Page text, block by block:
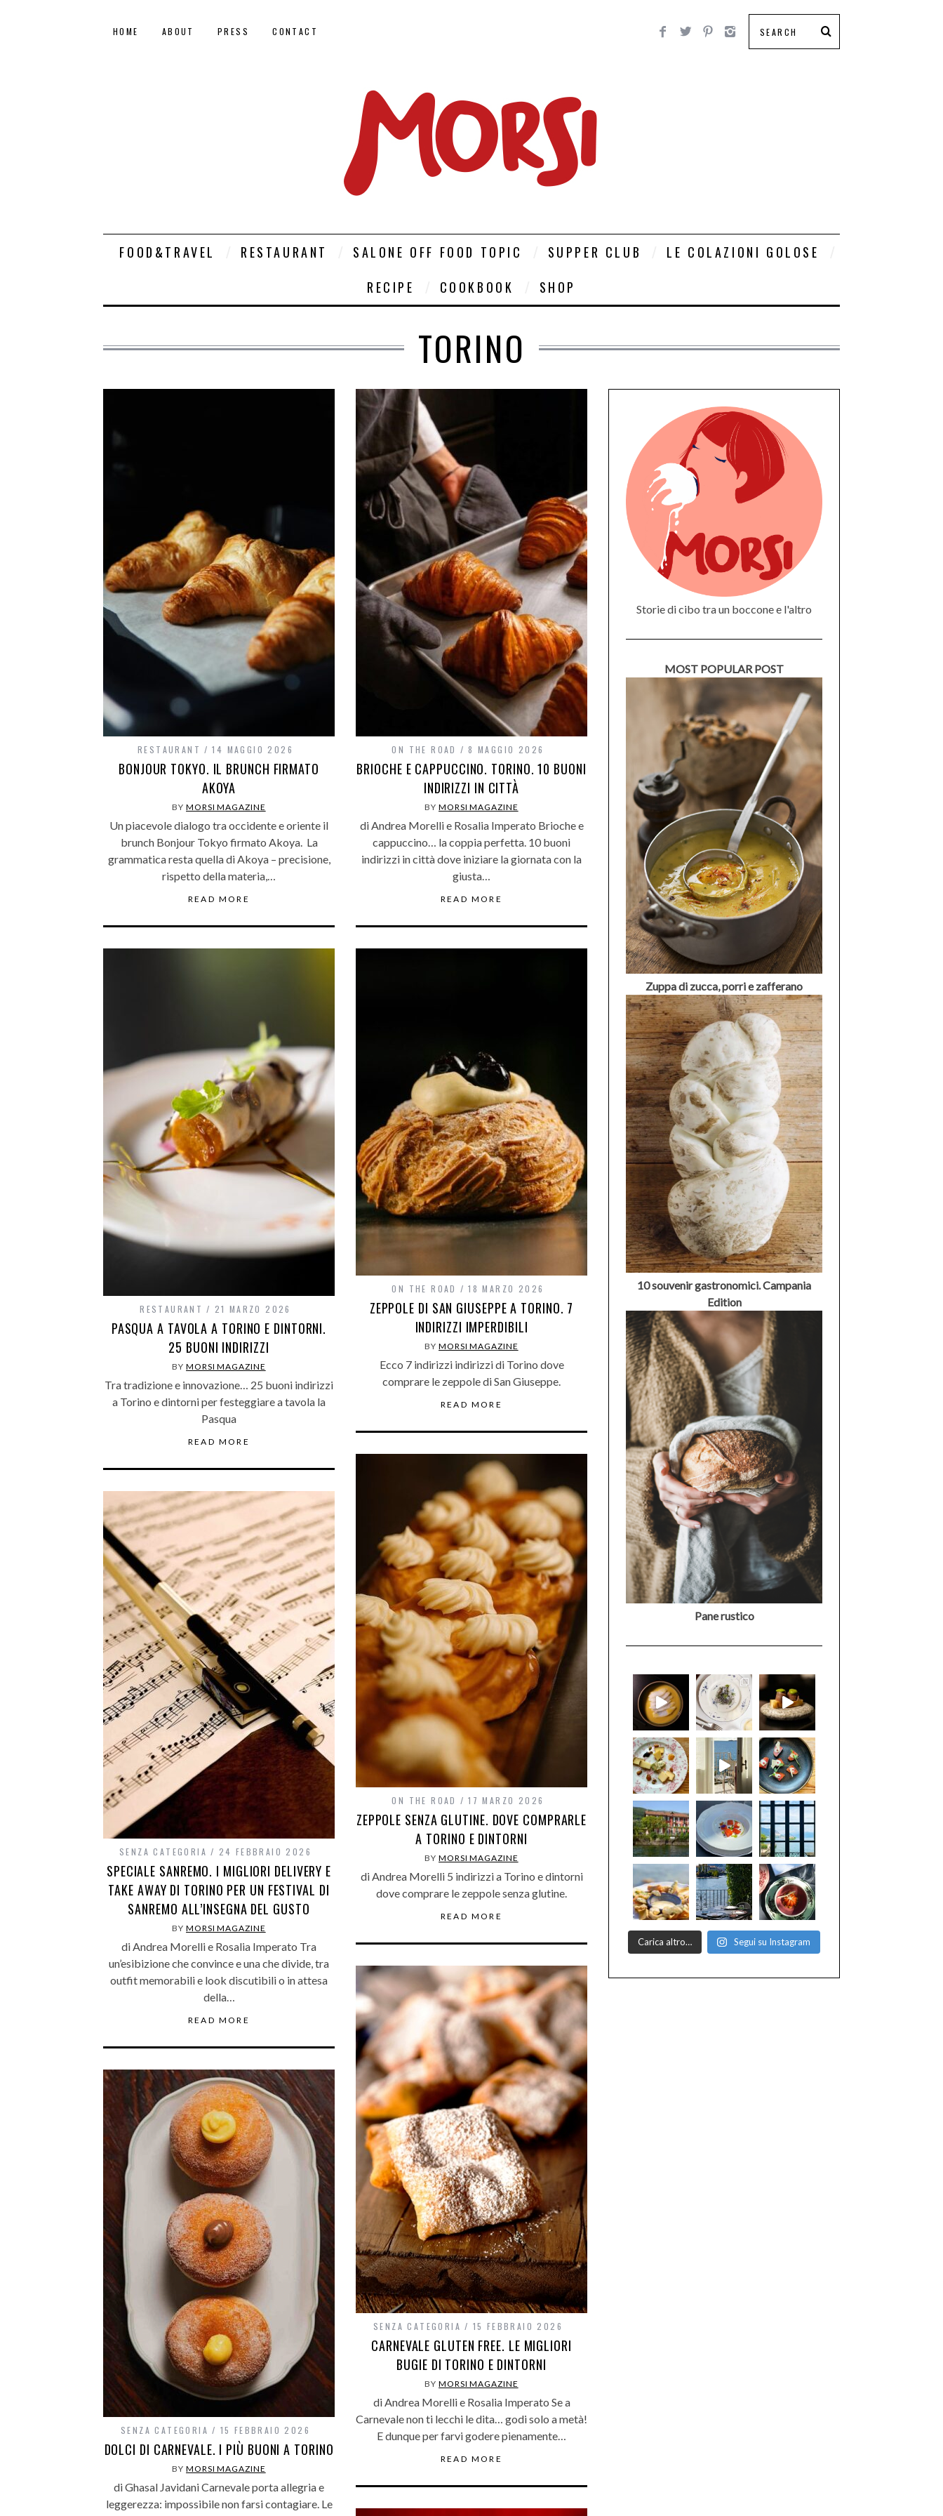
HOME ABOUT PRESS CONTACT
FOOD&TRAVEL RESTAURANT SALONE OFF FOOD TOPIC SUPPER CLUB
LE COLAZIONI GOLOSE
RECIPE
COOKBOOK SHOP
TORINO
RESTAURANT 14 MAGGIO 2026
BONJOUR TOKYO. IL BRUNCH FIRMATO
AKOYA
BYMORSI MAGAZINE
Un piacevole dialogo tra occidente e oriente il
brunch Bonjour Tokyo firmato Akoya. La
grammatica resta quella di Akoya – precisione,
rispetto della materia,…
READ MORE
ON THE ROAD 8 MAGGIO 2026
BRIOCHE E CAPPUCCINO. TORINO. 10 BUONI
INDIRIZZI IN CITTÀ
BYMORSI MAGAZINE
di Andrea Morelli e Rosalia Imperato Brioche e
cappuccino… la coppia perfetta. 10 buoni
indirizzi in città dove iniziare la giornata con la
giusta…
READ MORE
RESTAURANT 21 MARZO 2026
PASQUA A TAVOLA A TORINO E DINTORNI.
25 BUONI INDIRIZZI
BYMORSI MAGAZINE
Tra tradizione e innovazione… 25 buoni indirizzi
a Torino e dintorni per festeggiare a tavola la
Pasqua
READ MORE
ON THE ROAD 18 MARZO 2026
ZEPPOLE DI SAN GIUSEPPE A TORINO. 7
INDIRIZZI IMPERDIBILI
BYMORSI MAGAZINE
Ecco 7 indirizzi indirizzi di Torino dove
comprare le zeppole di San Giuseppe.
READ MORE
ON THE ROAD 17 MARZO 2026
ZEPPOLE SENZA GLUTINE. DOVE COMPRARLE
A TORINO E DINTORNI
BYMORSI MAGAZINE
di Andrea Morelli 5 indirizzi a Torino e dintorni
dove comprare le zeppole senza glutine.
READ MORE
SENZA CATEGORIA 24 FEBBRAIO 2026
SPECIALE SANREMO. I MIGLIORI DELIVERY E
TAKE AWAY DI TORINO PER UN FESTIVAL DI
SANREMO ALL’INSEGNA DEL GUSTO
BYMORSI MAGAZINE
di Andrea Morelli e Rosalia Imperato Tra
un’esibizione che convince e una che divide, tra
outfit memorabili e look discutibili o in attesa
della…
READ MORE
SENZA CATEGORIA 15 FEBBRAIO 2026
CARNEVALE GLUTEN FREE. LE MIGLIORI
BUGIE DI TORINO E DINTORNI
BYMORSI MAGAZINE
di Andrea Morelli e Rosalia Imperato Se a
Carnevale non ti lecchi le dita… godi solo a metà!
E dunque per farvi godere pienamente…
READ MORE
SENZA CATEGORIA 15 FEBBRAIO 2026
DOLCI DI CARNEVALE. I PIÙ BUONI A TORINO
BYMORSI MAGAZINE
di Ghasal Javidani Carnevale porta allegria e
leggerezza: impossibile non farsi contagiare. Le
Storie di cibo tra un boccone e l'altro
MOST POPULAR POST
Zuppa di zucca, porri e zafferano
10 souvenir gastronomici. Campania
Edition
Pane rustico
Carica altro… Segui su Instagram